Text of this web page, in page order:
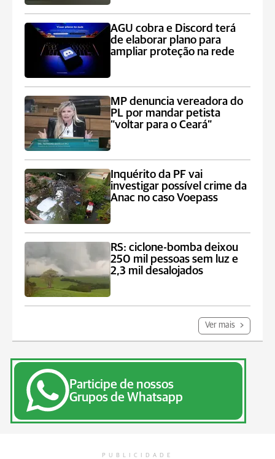
AGU cobra e Discord terá
de elaborar plano para
ampliar proteção na rede
MP denuncia vereadora do
PL por mandar petista
“voltar para o Ceará”
Inquérito da PF vai
investigar possível crime da
Anac no caso Voepass
RS: ciclone-bomba deixou
250 mil pessoas sem luz e
2,3 mil desalojados
Ver mais
Participe de nossos
Grupos de Whatsapp
PUBLICIDADE